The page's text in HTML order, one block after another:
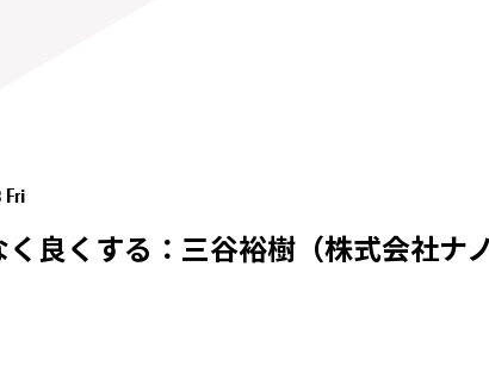
Fri
良くする：三谷裕樹（株式会社ナ